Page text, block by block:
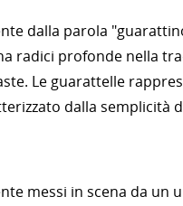
dalla parola
radici profonde nella
Le guarattelle
dalla semplicità
messi in scena da un